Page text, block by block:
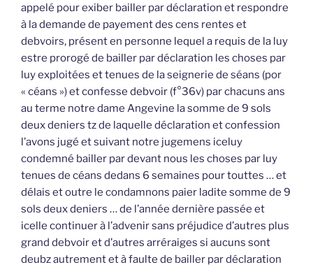
appelé pour exiber bailler par déclaration et respondre
à la demande de payement des cens rentes et
debvoirs, présent en personne lequel a requis de la luy
estre prorogé de bailler par déclaration les choses par
luy exploitées et tenues de la seignerie de séans (por
« céans ») et confesse debvoir (f°36v) par chacuns ans
au terme notre dame Angevine la somme de 9 sols
deux deniers tz de laquelle déclaration et confession
l’avons jugé et suivant notre jugemens iceluy
condemné bailler par devant nous les choses par luy
tenues de céans dedans 6 semaines pour touttes … et
délais et outre le condamnons paier ladite somme de 9
sols deux deniers … de l’année dernière passée et
icelle continuer à l’advenir sans préjudice d’autres plus
grand debvoir et d’autres arréraiges si aucuns sont
deubz autrement et à faulte de bailler par déclaration